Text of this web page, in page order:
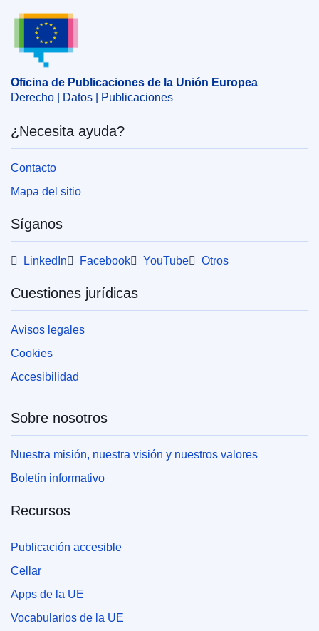
EDITION : d0f61d16-6292-11ec-a033-01aa75ed71a1
EDITION : 7c47496b-9ff2-11ea-9d2d-01aa75ed71a1
Oficina de Publicaciones de la Unión Europea
Oficina de Publicaciones de la Unión Europea
Derecho | Datos | Publicaciones
¿Necesita ayuda?
Contacto
Mapa del sitio
Síganos
LinkedIn Facebook YouTube Otros
Cuestiones jurídicas
Avisos legales
Cookies
Accesibilidad
Sobre nosotros
Nuestra misión, nuestra visión y nuestros valores
Boletín informativo
Recursos
Publicación accesible
Cellar
Apps de la UE
Vocabularios de la UE